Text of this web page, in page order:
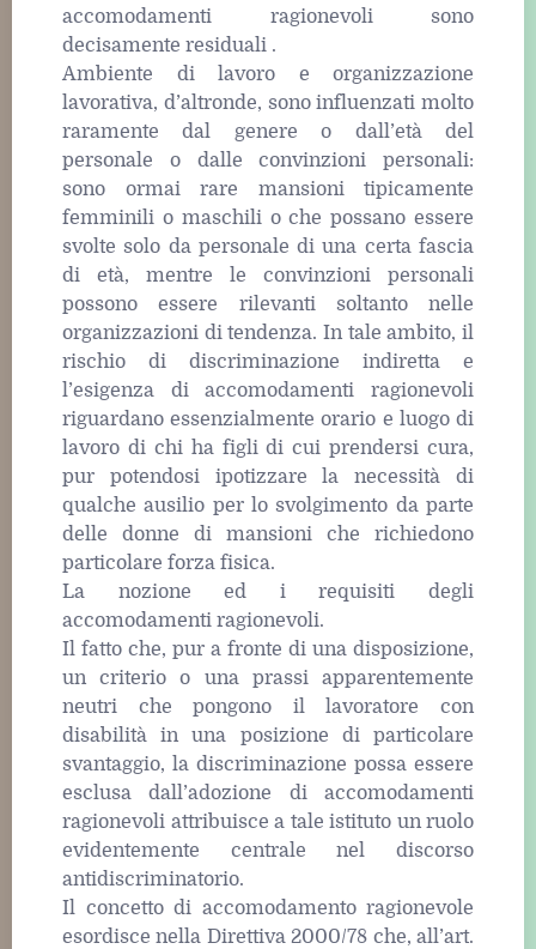
accomodamenti ragionevoli sono
decisamente residuali .
Ambiente di lavoro e organizzazione
lavorativa, d’altronde, sono influenzati molto
raramente dal genere o dall’età del
personale o dalle convinzioni personali:
sono ormai rare mansioni tipicamente
femminili o maschili o che possano essere
svolte solo da personale di una certa fascia
di età, mentre le convinzioni personali
possono essere rilevanti soltanto nelle
organizzazioni di tendenza. In tale ambito, il
rischio di discriminazione indiretta e
l’esigenza di accomodamenti ragionevoli
riguardano essenzialmente orario e luogo di
lavoro di chi ha figli di cui prendersi cura,
pur potendosi ipotizzare la necessità di
qualche ausilio per lo svolgimento da parte
delle donne di mansioni che richiedono
particolare forza fisica.
La nozione ed i requisiti degli
accomodamenti ragionevoli.
Il fatto che, pur a fronte di una disposizione,
un criterio o una prassi apparentemente
neutri che pongono il lavoratore con
disabilità in una posizione di particolare
svantaggio, la discriminazione possa essere
esclusa dall’adozione di accomodamenti
ragionevoli attribuisce a tale istituto un ruolo
evidentemente centrale nel discorso
antidiscriminatorio.
Il concetto di accomodamento ragionevole
esordisce nella Direttiva 2000/78 che, all’art.